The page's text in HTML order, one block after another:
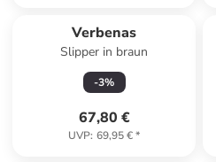
Verbenas
Slipper in braun
-3%
67,80 €
UVP: 69,95 €*